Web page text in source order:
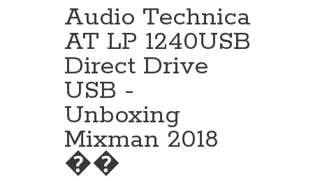
Audio Technica
AT LP 1240USB
Direct Drive
USB -
Unboxing
Mixman 2018
��